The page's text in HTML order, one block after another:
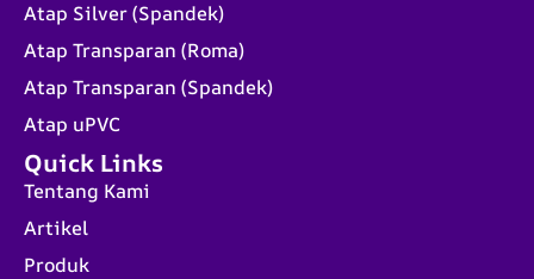
Quick Links
Tentang Kami
Artikel
Produk
Atap Silver (Spandek)
Atap Transparan (Roma)
Atap Transparan (Spandek)
Atap uPVC